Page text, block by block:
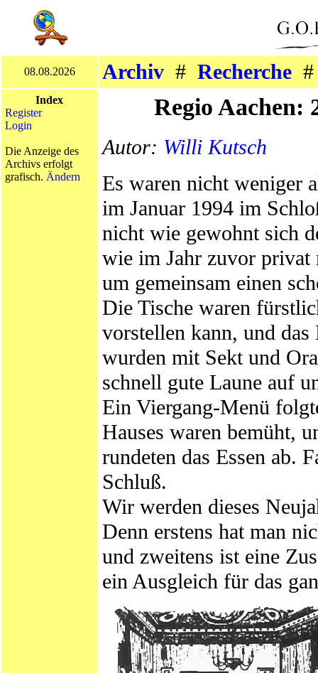
08.08.2026 Archiv # Recherche
Index
Register
Login
Die Anzeige des
Archivs erfolgt
grafisch. Ändern
Regio Aachen:
Autor: Willi Kutsch
Es waren nicht weniger
im Januar 1994 im
nicht wie gewohnt sich
wie im Jahr zuvor privat
um gemeinsam einen
Die Tische waren
vorstellen kann, und
wurden mit Sekt und
schnell gute Laune auf
Ein Viergang-Menü
Hauses waren bemüht,
rundeten das Essen ab.
Schluß.
Wir werden dieses
Denn erstens hat man
und zweitens ist eine
ein Ausgleich für das